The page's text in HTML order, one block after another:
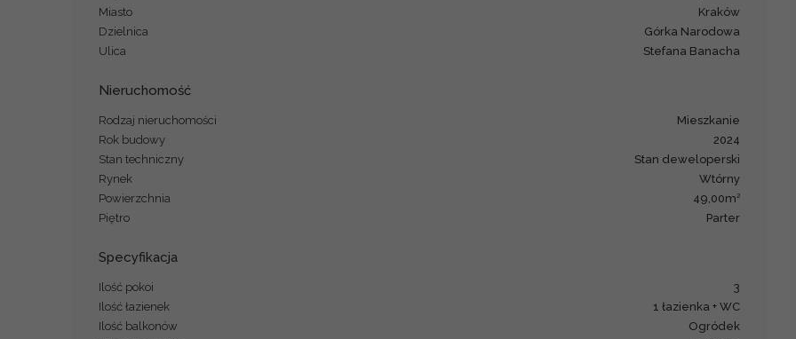
Miasto
Kraków
Dzielnica
Górka Narodowa
Ulica
Stefana Banacha
Nieruchomość
Rodzaj nieruchomości
mieszkanie
Rok budowy
2024
Stan techniczny
Stan deweloperski
Rynek
Wtórny
Powierzchnia
49,00m2
Piętro parter
Specyfikacja
Ilość pokoi
3
Ilość łazienek
1 łazienka + WC
Ilość balkonów
Ogródek